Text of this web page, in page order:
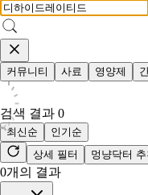
커뮤니티 사료 영양제
검색 결과 0
최신순
인기순
상세 필터
멍냥닥터 추
0개의 결과